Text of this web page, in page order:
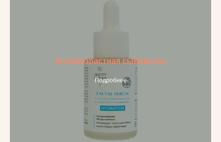
Антивозрастная сыворотка
Подробнее